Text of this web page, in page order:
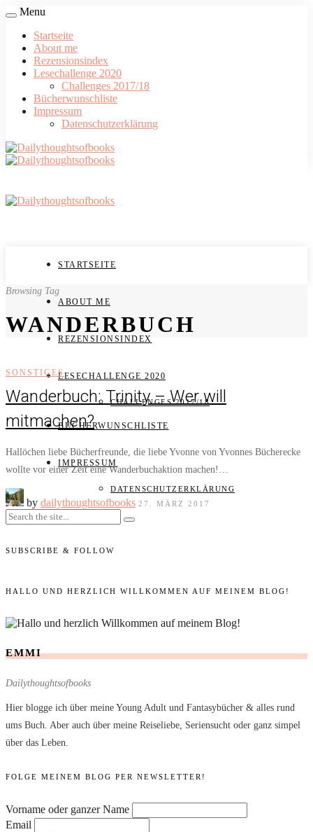
Menu
Startseite
About me
Rezensionsindex
Lesechallenge 2020
Challenges 2017/18
Bücherwunschliste
Impressum
Datenschutzerklärung
STARTSEITE
ABOUT ME
REZENSIONSINDEX
LESECHALLENGE 2020
CHALLENGES 2017/18
BÜCHERWUNSCHLISTE
IMPRESSUM
DATENSCHUTZERKLÄRUNG
Browsing Tag
WANDERBUCH
SONSTIGES
Wanderbuch: Trinity – Wer will
mitmachen?
Hallöchen liebe Bücherfreunde, die liebe Yvonne von Yvonnes Bücherecke
wollte vor einer Zeit eine Wanderbuchaktion machen!…
by dailythoughtsofbooks 27. MÄRZ 2017
SUBSCRIBE & FOLLOW
HALLO UND HERZLICH WILLKOMMEN AUF MEINEM BLOG!
EMMI
Dailythoughtsofbooks
Hier blogge ich über meine Young Adult und Fantasybücher & alles rund
ums Buch. Aber auch über meine Reiseliebe, Seriensucht oder ganz simpel
über das Leben.
FOLGE MEINEM BLOG PER NEWSLETTER!
Vorname oder ganzer Name
Email